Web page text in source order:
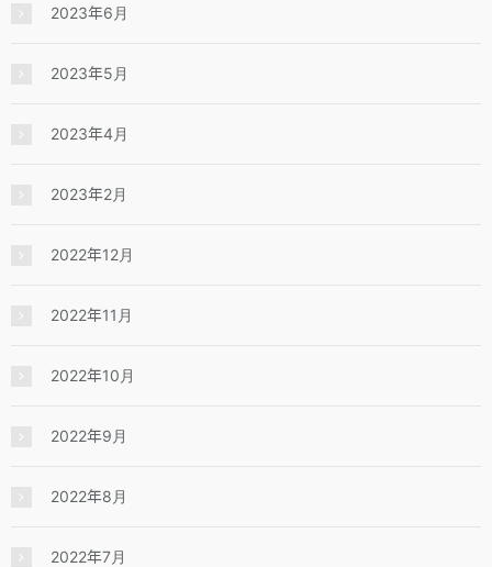
2023年6月
2023年5月
2023年4月
2023年2月
2022年12月
2022年11月
2022年10月
2022年9月
2022年8月
2022年7月